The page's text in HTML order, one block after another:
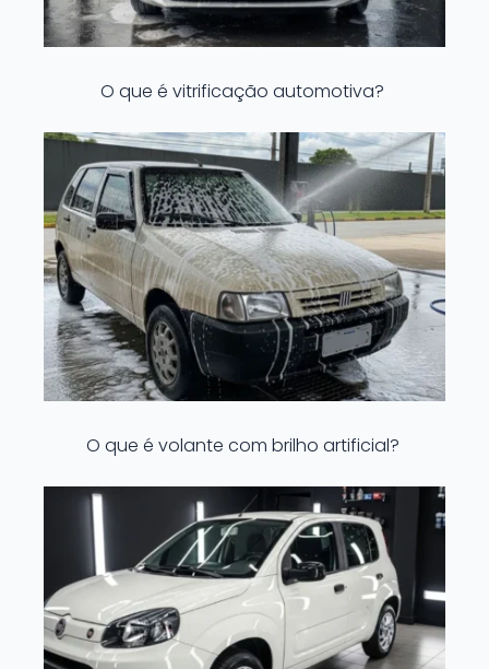
O que é vitrificação automotiva?
O que é volante com brilho artificial?